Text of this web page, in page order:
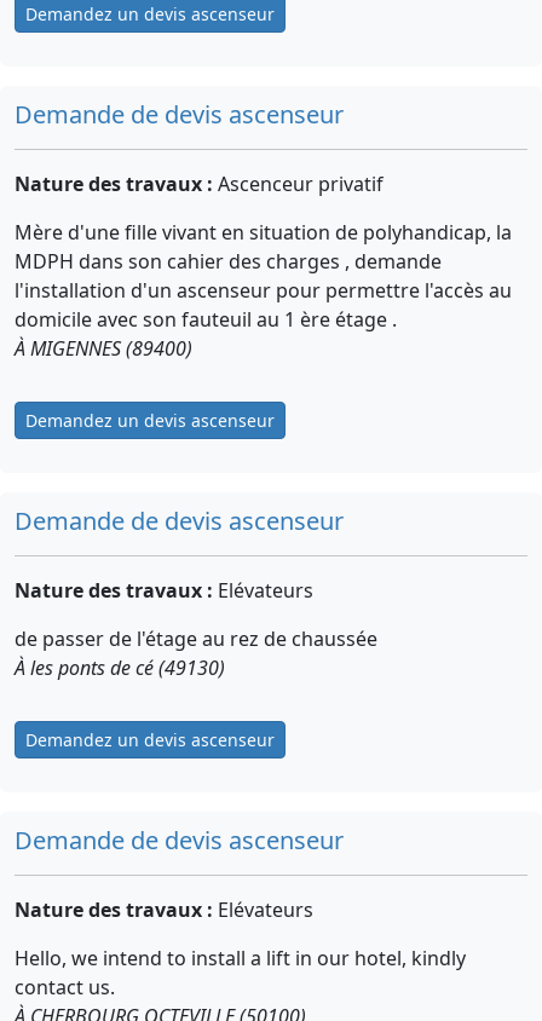
Demandez un devis ascenseur
Demande de devis ascenseur
Nature des travaux : Ascenceur privatif
Mère d'une fille vivant en situation de polyhandicap, la
MDPH dans son cahier des charges , demande
l'installation d'un ascenseur pour permettre l'accès au
domicile avec son fauteuil au 1 ère étage .
À MIGENNES (89400)
Demandez un devis ascenseur
Demande de devis ascenseur
Nature des travaux : Elévateurs
de passer de l'étage au rez de chaussée
À les ponts de cé (49130)
Demandez un devis ascenseur
Demande de devis ascenseur
Nature des travaux : Elévateurs
Hello, we intend to install a lift in our hotel, kindly
contact us.